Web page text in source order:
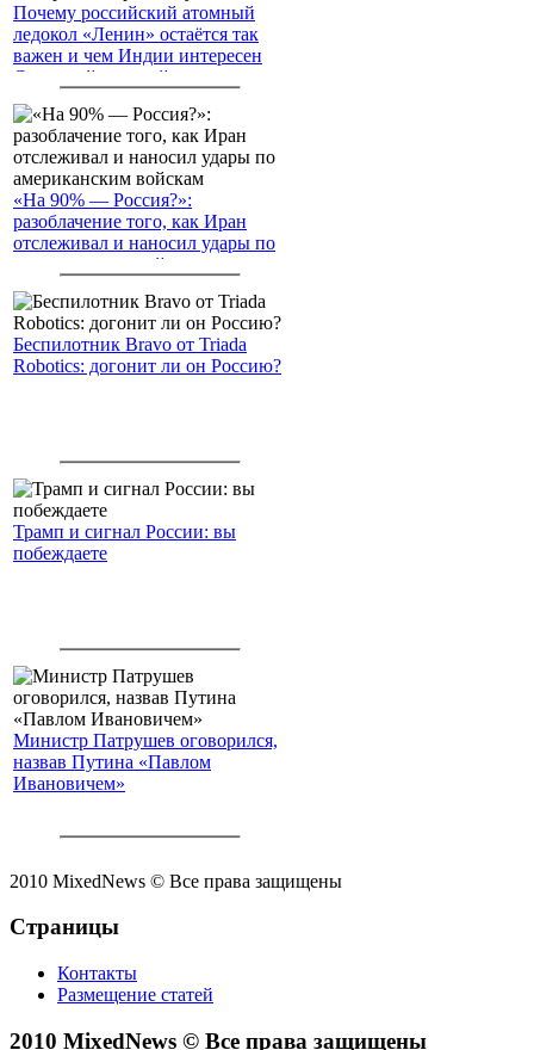
Почему российский атомный
ледокол «Ленин» остаётся так
важен и чем Индии интересен
Северный морской путь
«На 90% — Россия?»:
разоблачение того, как Иран
отслеживал и наносил удары по
американским войскам
Беспилотник Bravo от Triada
Robotics: догонит ли он Россию?
Трамп и сигнал России: вы
побеждаете
Министр Патрушев оговорился,
назвав Путина «Павлом
Ивановичем»
2010 MixedNews © Все права защищены
Страницы
Контакты
Размещение статей
2010 MixedNews © Все права защищены